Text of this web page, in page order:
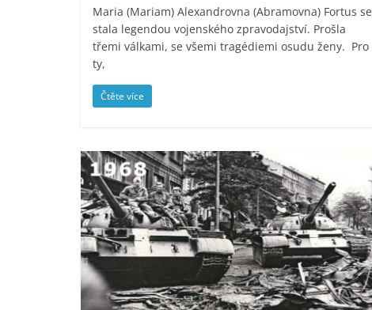
Maria (Mariam) Alexandrovna (Abramovna) Fortus se
stala legendou vojenského zpravodajství. Prošla
třemi válkami, se všemi tragédiemi osudu ženy. Pro
ty,
Čtěte více